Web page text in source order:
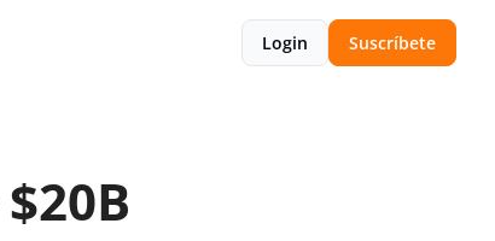
Login Suscríbete